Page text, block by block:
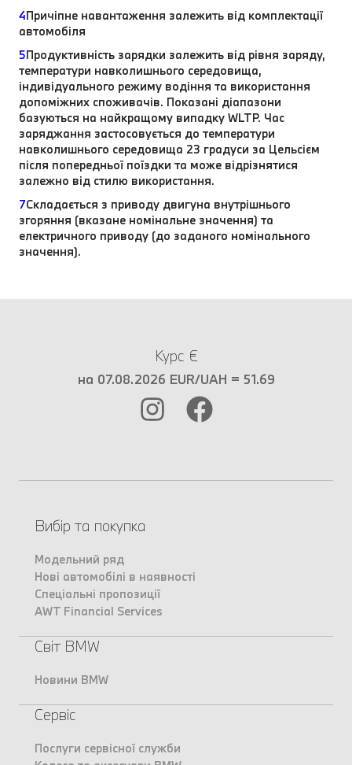
4Причіпне навантаження залежить від комплектації
автомобіля
5Продуктивність зарядки залежить від рівня заряду,
температури навколишнього середовища,
індивідуального режиму водіння та використання
допоміжних споживачів. Показані діапазони
базуються на найкращому випадку WLTP. Час
заряджання застосовується до температури
навколишнього середовища 23 градуси за Цельсієм
після попередньої поїздки та може відрізнятися
залежно від стилю використання.
7Складається з приводу двигуна внутрішнього
згоряння (вказане номінальне значення) та
електричного приводу (до заданого номінального
значення).
Курс €
на 07.08.2026 EUR/UAH = 51.69
Вибір та покупка
Модельний ряд
Нові автомобілі в наявності
Спеціальні пропозиції
AWT Financial Services
Світ BMW
Новини BMW
Сервіс
Послуги сервісної служби